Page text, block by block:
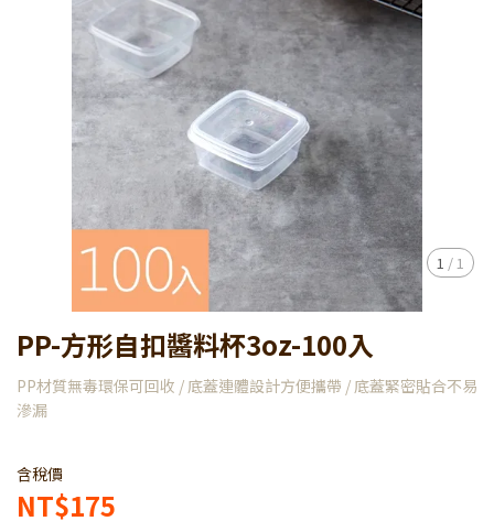
1 / 1
PP-方形自扣醬料杯3oz-100入
PP材質無毒環保可回收 / 底蓋連體設計方便攜帶 / 底蓋緊密貼合不易
滲漏
含稅價
NT$175